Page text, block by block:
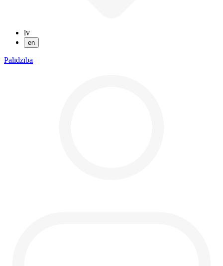
lv
en
Palīdzība